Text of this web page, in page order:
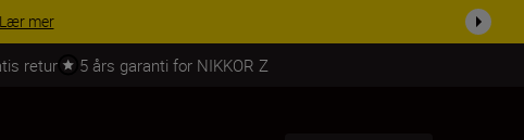
i dag.
retur 5 års garanti for NIKKOR Z